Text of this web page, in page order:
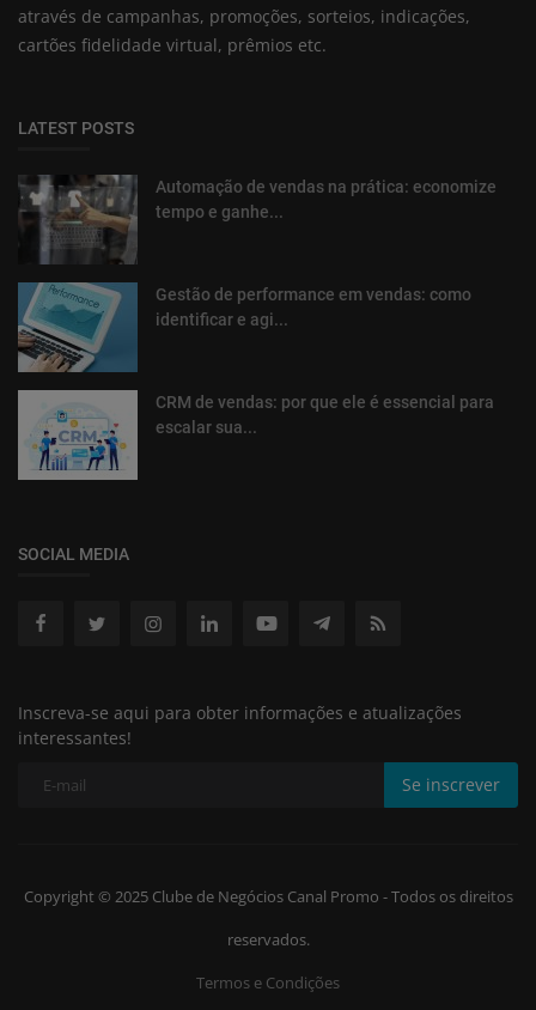
através de campanhas, promoções, sorteios, indicações,
cartões fidelidade virtual, prêmios etc.
LATEST POSTS
Automação de vendas na prática: economize
tempo e ganhe...
Gestão de performance em vendas: como
identificar e agi...
CRM de vendas: por que ele é essencial para
escalar sua...
SOCIAL MEDIA
Inscreva-se aqui para obter informações e atualizações
interessantes!
Se inscrever
Copyright © 2025 Clube de Negócios Canal Promo - Todos os direitos
reservados.
Termos e Condições